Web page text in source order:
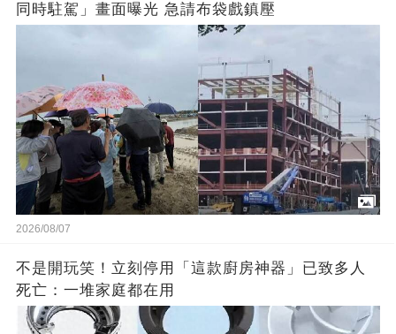
同時駐駕」畫面曝光 急請布袋戲鎮壓
2026/08/07
不是開玩笑！立刻停用「這款廚房神器」已致多人
死亡：一堆家庭都在用